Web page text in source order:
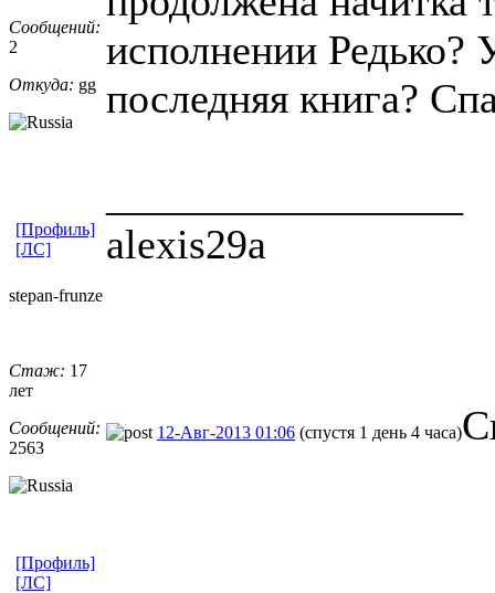
Сообщений:
2
Откуда: gg
исполнении Редько?
последняя книга?
alexis29a
[Профиль]
[ЛС]
stepan-frunz​e
Стаж: 17
лет
Сообщений:
2563
12-Авг-2013 01:06 (спустя 1 день 4 часа)
[Профиль]
[ЛС]